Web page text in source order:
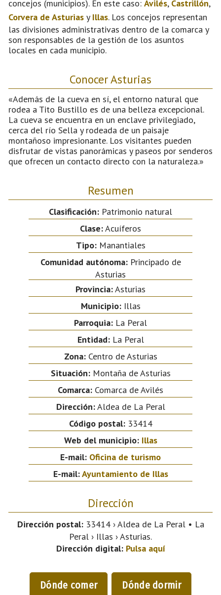
concejos (municipios). En este caso: Avilés, Castrillón,
Corvera de Asturias y Illas. Los concejos representan
las divisiones administrativas dentro de la comarca y
son responsables de la gestión de los asuntos
locales en cada municipio.
Conocer Asturias
«Además de la cueva en sí, el entorno natural que
rodea a Tito Bustillo es de una belleza excepcional.
La cueva se encuentra en un enclave privilegiado,
cerca del río Sella y rodeada de un paisaje
montañoso impresionante. Los visitantes pueden
disfrutar de vistas panorámicas y paseos por senderos
que ofrecen un contacto directo con la naturaleza.»
Resumen
Clasificación: Patrimonio natural
Clase:Acuíferos
Tipo:Manantiales
Comunidad autónoma:Principado de
Asturias
Provincia:Asturias
Municipio:Illas
Parroquia: La Peral
Entidad:La Peral
Zona:Centro de Asturias
Situación:Montaña de Asturias
Comarca: Comarca de Avilés
Dirección:Aldea de La Peral
Código postal:33414
Web del municipio: Illas
E-mail: Oficina de turismo
E-mail:Ayuntamiento de Illas
Dirección
Dirección postal:33414 › Aldea de La Peral • La
Peral › Illas › Asturias.
Dirección digital: Pulsa aquí
Dónde comer Dónde dormir